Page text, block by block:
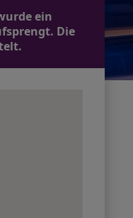
ein
Die